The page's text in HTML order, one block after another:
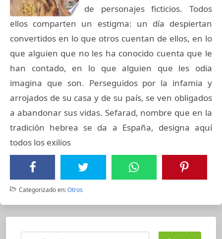
de personajes ficticios. Todos
ellos comparten un estigma: un día despiertan
convertidos en lo que otros cuentan de ellos, en lo
que alguien que no les ha conocido cuenta que le
han contado, en lo que alguien que les odia
imagina que son. Perseguidos por la infamia y
arrojados de su casa y de su país, se ven obligados
a abandonar sus vidas. Sefarad, nombre que en la
tradición hebrea se da a España, designa aquí
todos los exilios
Categorizado en:Otros